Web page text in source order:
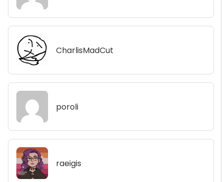
CharlisMadCut
poroli
raeigis